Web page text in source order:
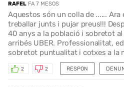
RAFEL FA 7 MESOS
Aquestos són un colla de ......
treballar junts i pujar preus!!!
40 anys a la població i sobretot
arribés UBER. Professionalitat,
sobretot puntualitat i cotxes a la
RESPON
2 2